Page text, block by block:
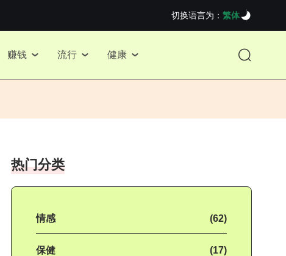
切换语言为： 繁体
赚钱 流行 健康
热门分类
情感 (62)
保健 (17)